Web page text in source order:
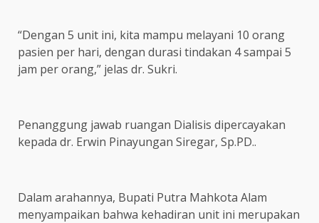
“Dengan 5 unit ini, kita mampu melayani 10 orang
pasien per hari, dengan durasi tindakan 4 sampai 5
jam per orang,” jelas dr. Sukri.
Penanggung jawab ruangan Dialisis dipercayakan
kepada dr. Erwin Pinayungan Siregar, Sp.PD..
Dalam arahannya, Bupati Putra Mahkota Alam
menyampaikan bahwa kehadiran unit ini merupakan